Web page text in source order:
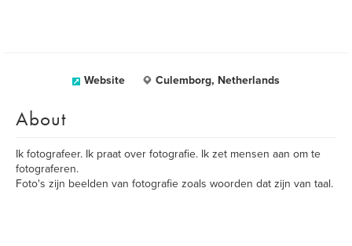
Website Culemborg, Netherlands
About
Ik fotografeer. Ik praat over fotografie. Ik zet mensen aan om te
fotograferen.
Foto's zijn beelden van fotografie zoals woorden dat zijn van taal.